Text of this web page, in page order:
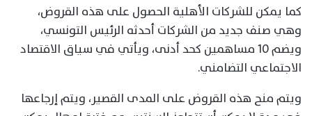
كما يمكن للشركات الأهلية الحصول على هذه القروض،
وهي صنف جديد من الشركات أحدثه الرئيس التونسي،
ويضم 10 مساهمين كحد أدنى، ويأتي في سياق الاقتصاد
الاجتماعي التضامني.
ويتم منح هذه القروض على المدى القصير، ويتم إرجاعها